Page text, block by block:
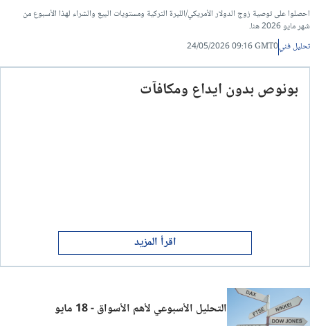
احصلوا على توصية زوج الدولار الأمريكي/الليرة التركية ومستويات البيع والشراء لهذا الأسبوع من
شهر مايو 2026 هنا.
تحليل فني24/05/2026 09:16 GMT0
بونوص بدون ايداع ومكافآت
اقرأ المزيد
التحليل الأسبوعي لأهم الأسواق - 18 مايو